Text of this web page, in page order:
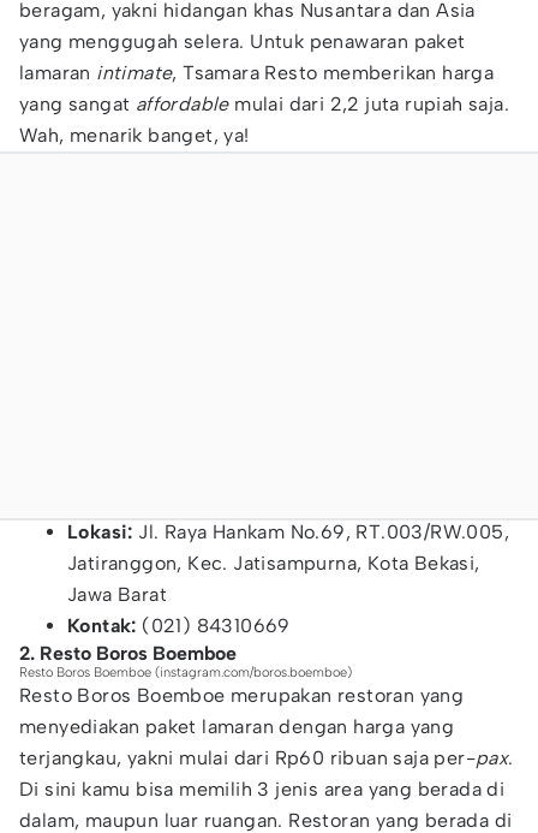
beragam, yakni hidangan khas Nusantara dan Asia
yang menggugah selera. Untuk penawaran paket
lamaran intimate, Tsamara Resto memberikan harga
yang sangat affordablemulai dari 2,2 juta rupiah saja.
Wah, menarik banget, ya!
Lokasi: Jl. Raya Hankam No.69, RT.003/RW.005,
Jatiranggon, Kec. Jatisampurna, Kota Bekasi,
Jawa Barat
Kontak: (021) 84310669
2. Resto Boros Boemboe
Resto Boros Boemboe (instagram.com/boros.boemboe)
Resto Boros Boemboe merupakan restoran yang
menyediakan paket lamaran dengan harga yang
terjangkau, yakni mulai dari Rp60 ribuan saja per-pax.
Di sini kamu bisa memilih 3 jenis area yang berada di
dalam, maupun luar ruangan. Restoran yang berada di